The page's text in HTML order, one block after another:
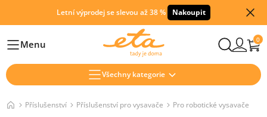
Letní výprodej se slevou až 38 % Nakoupit
HlavníMenu 0
Všechny kategorie
Příslušenství Příslušenství pro vysavače Pro robotické vysavače